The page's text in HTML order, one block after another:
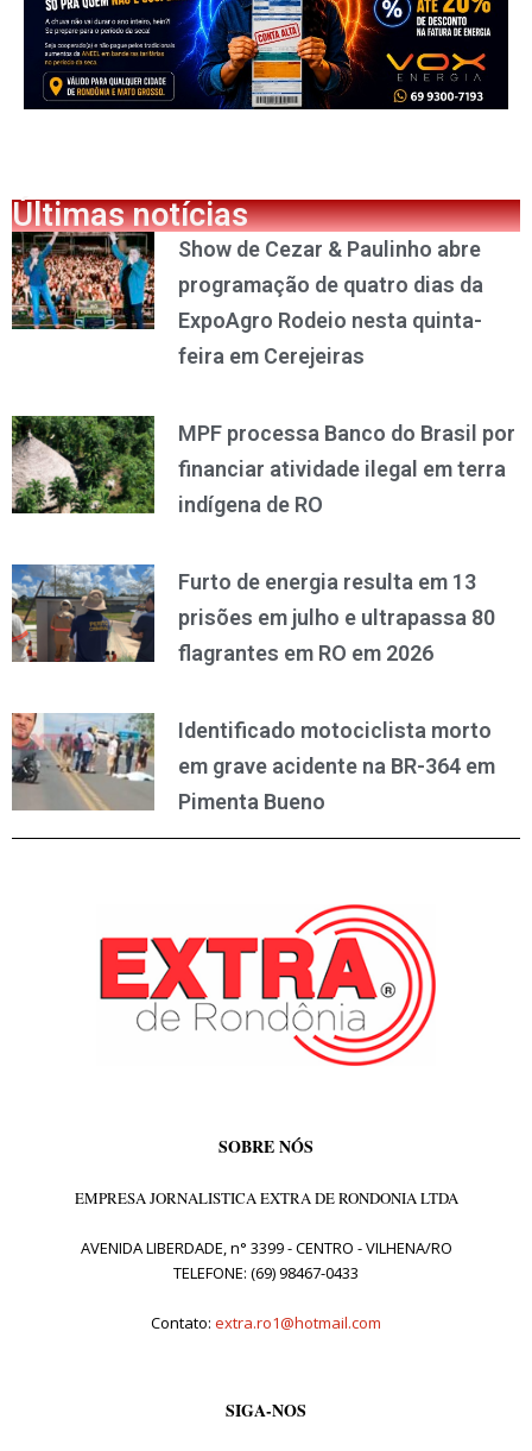
Últimas notícias
Show de Cezar & Paulinho abre
programação de quatro dias da
ExpoAgro Rodeio nesta quinta-
feira em Cerejeiras
MPF processa Banco do Brasil por
financiar atividade ilegal em terra
indígena de RO
Furto de energia resulta em 13
prisões em julho e ultrapassa 80
flagrantes em RO em 2026
Identificado motociclista morto
em grave acidente na BR-364 em
Pimenta Bueno
SOBRE NÓS
EMPRESA JORNALISTICA EXTRA DE RONDONIA LTDA
AVENIDA LIBERDADE, n° 3399 - CENTRO - VILHENA/RO
TELEFONE: (69) 98467-0433
Contato: extra.ro1@hotmail.com
SIGA-NOS